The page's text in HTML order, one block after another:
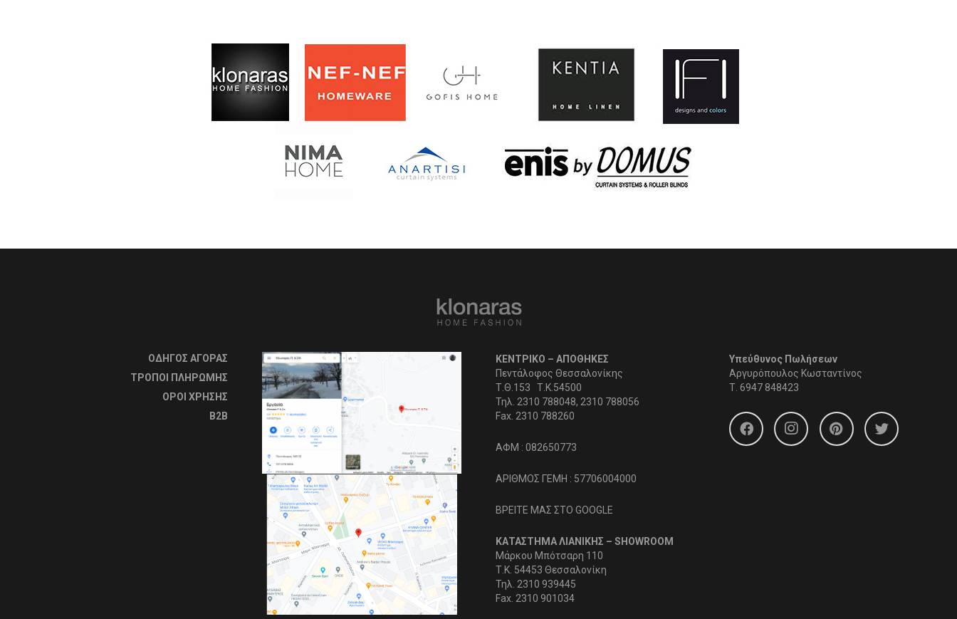
ΟΔΗΓΟΣ ΑΓΟΡΑΣ
ΤΡΟΠΟΙ ΠΛΗΡΩΜΗΣ
OΡΟΙ ΧΡΗΣΗΣ
B2B
ΚΕΝΤΡΙΚΟ – ΑΠΟΘΗΚΕΣ
Πεντάλοφος Θεσσαλονίκης
Τ.Θ.153 Τ.Κ.54500
Τηλ. 2310 788048, 2310 788056
Fax. 2310 788260
ΑΦΜ : 082650773
ΑΡΙΘΜΟΣ ΓΕΜΗ : 57706004000
ΒΡΕΙΤΕ ΜΑΣ ΣΤΟ GOOGLE
ΚΑΤΑΣΤΗΜΑ ΛΙΑΝΙΚΗΣ – SHOWROOM
Μάρκου Μπότσαρη 110
Τ.Κ. 54453 Θεσσαλονίκη
Τηλ. 2310 939445
Fax. 2310 901034
Υπεύθυνος Πωλήσεων
Αργυρόπουλος Κωσταντίνος
Τ. 6947 848423